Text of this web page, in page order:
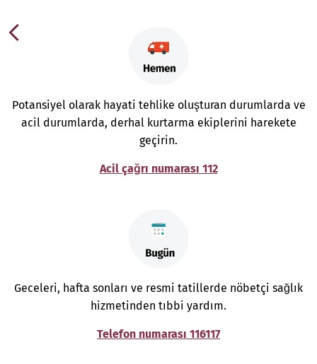
Potansiyel olarak hayati tehlike oluşturan durumlarda ve
acil durumlarda, derhal kurtarma ekiplerini harekete
geçirin.
Acil çağrı numarası 112
Geceleri, hafta sonları ve resmi tatillerde nöbetçi sağlık
hizmetinden tıbbi yardım.
Telefon numarası 116117